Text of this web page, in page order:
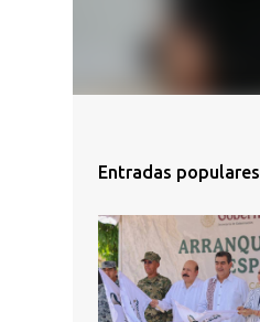
Entradas populares